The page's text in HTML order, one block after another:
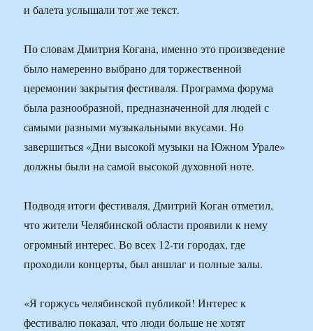
и балета услышали тот же текст.
По словам Дмитрия Когана, именно это произведение
было намеренно выбрано для торжественной
церемонии закрытия фестиваля. Программа форума
была разнообразной, предназначенной для людей с
самыми разными музыкальными вкусами. Но
завершиться «Дни высокой музыки на Южном Урале»
должны были на самой высокой духовной ноте.
Подводя итоги фестиваля, Дмитрий Коган отметил,
что жители Челябинской области проявили к нему
огромный интерес. Во всех 12-ти городах, где
проходили концерты, был аншлаг и полные залы.
«Я горжусь челябинской публикой! Интерес к
фестивалю показал, что люди больше не хотят